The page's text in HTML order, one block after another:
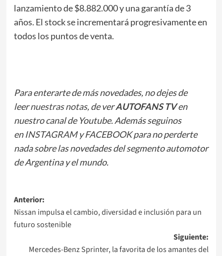
lanzamiento de $8.882.000 y una garantía de 3
años. El stock se incrementará progresivamente en
todos los puntos de venta.
Para enterarte de más novedades, no dejes de
leernuestras notas, de ver AUTOFANS TVen
nuestro canal de Youtube. Además seguinos
enINSTAGRAMyFACEBOOKpara no perderte
nada sobre las novedades del segmento automotor
de Argentina y el mundo.
Navegación
de
entradas
Anterior:
Nissan impulsa el cambio, diversidad e inclusión para un
futuro sostenible
Siguiente:
Mercedes-Benz Sprinter, la favorita de los amantes del